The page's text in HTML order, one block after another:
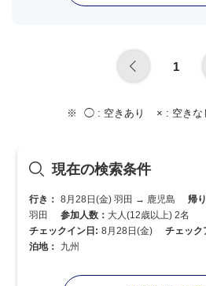
1
◯ : 空きあり × : 空きな
現在の検索条件
行き： 8月28日(金) 羽田 → 鹿児島 帰
羽田
参加人数： 大人(12歳以上) 2名
チェックイン日: 8月28日(金) チェック
泊地：
九州